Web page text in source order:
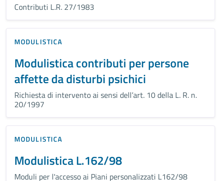
Contributi L.R. 27/1983
MODULISTICA
Modulistica contributi per persone
affette da disturbi psichici
Richiesta di intervento ai sensi dell’art. 10 della L. R. n.
20/1997
MODULISTICA
Modulistica L.162/98
Moduli per l'accesso ai Piani personalizzati L162/98